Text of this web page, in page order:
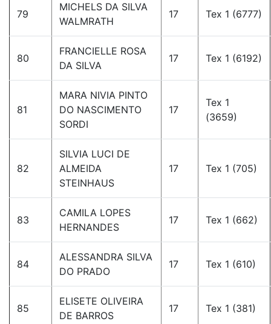
79
MICHELS DA SILVA
WALMRATH
17 Tex 1 (6777)
80
FRANCIELLE ROSA
DA SILVA
17 Tex 1 (6192)
81
MARA NIVIA PINTO
DO NASCIMENTO
SORDI
17
Tex 1
(3659)
82
SILVIA LUCI DE
ALMEIDA
STEINHAUS
17 Tex 1 (705)
83
CAMILA LOPES
HERNANDES
17 Tex 1 (662)
84
ALESSANDRA SILVA
DO PRADO
17 Tex 1 (610)
85
ELISETE OLIVEIRA
DE BARROS
17 Tex 1 (381)